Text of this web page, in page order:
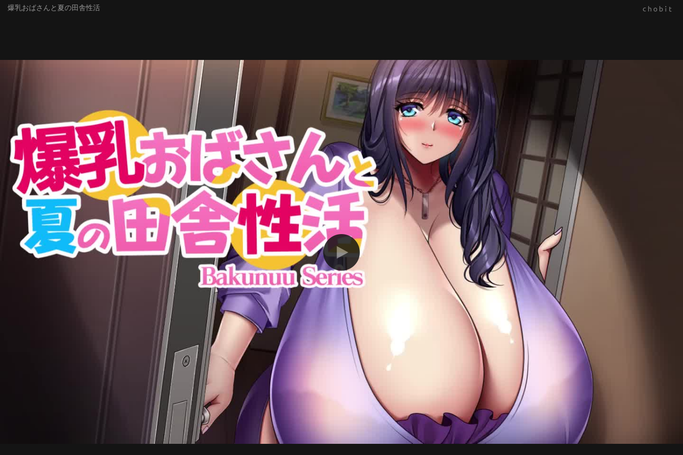
爆乳おばさんと夏の田舎性活